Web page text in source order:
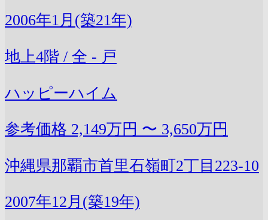
2006年1月(築21年)
地上4階 / 全 - 戸
ハッピーハイム
参考価格 2,149万円 〜 3,650万円
沖縄県那覇市首里石嶺町2丁目223-10
2007年12月(築19年)